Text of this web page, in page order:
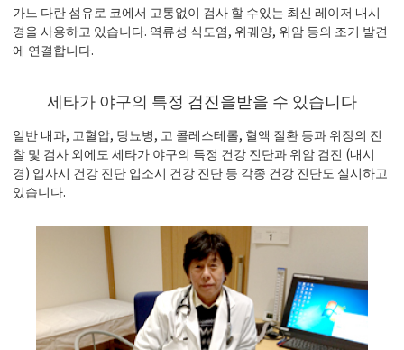
가느 다란 섬유로 코에서 고통없이 검사 할 수있는 최신 레이저 내시
경을 사용하고 있습니다. 역류성 식도염, 위궤양, 위암 등의 조기 발견
에 연결합니다.
세타가 야구의 특정 검진을받을 수 있습니다
일반 내과, 고혈압, 당뇨병, 고 콜레스테롤, 혈액 질환 등과 위장의 진
찰 및 검사 외에도 세타가 야구의 특정 건강 진단과 위암 검진 (내시
경) 입사시 건강 진단 입소시 건강 진단 등 각종 건강 진단도 실시하고
있습니다.